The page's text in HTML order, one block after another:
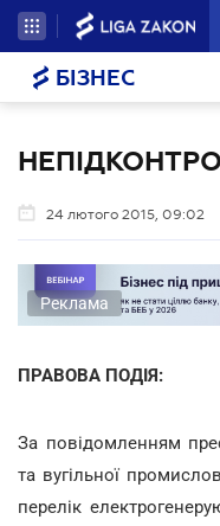
БІЗНЕС
24 лютого 2015, 09:02
Реклама
ПРАВОВА ПОДІЯ:
За повідомленням
та вугільної
перелік